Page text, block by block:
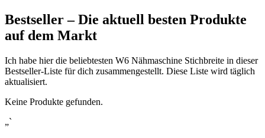
Bestseller – Die aktuell besten‌ Produkte
auf dem Markt
Ich habe hier die beliebtesten W6 ⁢Nähmaschine Stichbreite in dieser
Bestseller-Liste für dich zusammengestellt. Diese Liste wird täglich
aktualisiert.
Keine Produkte gefunden.
„`